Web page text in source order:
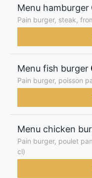
Menu hamburger
Pain burger, steak,
Menu fish burger
Pain burger, poisson
Menu chicken
Pain burger, poulet
cl)